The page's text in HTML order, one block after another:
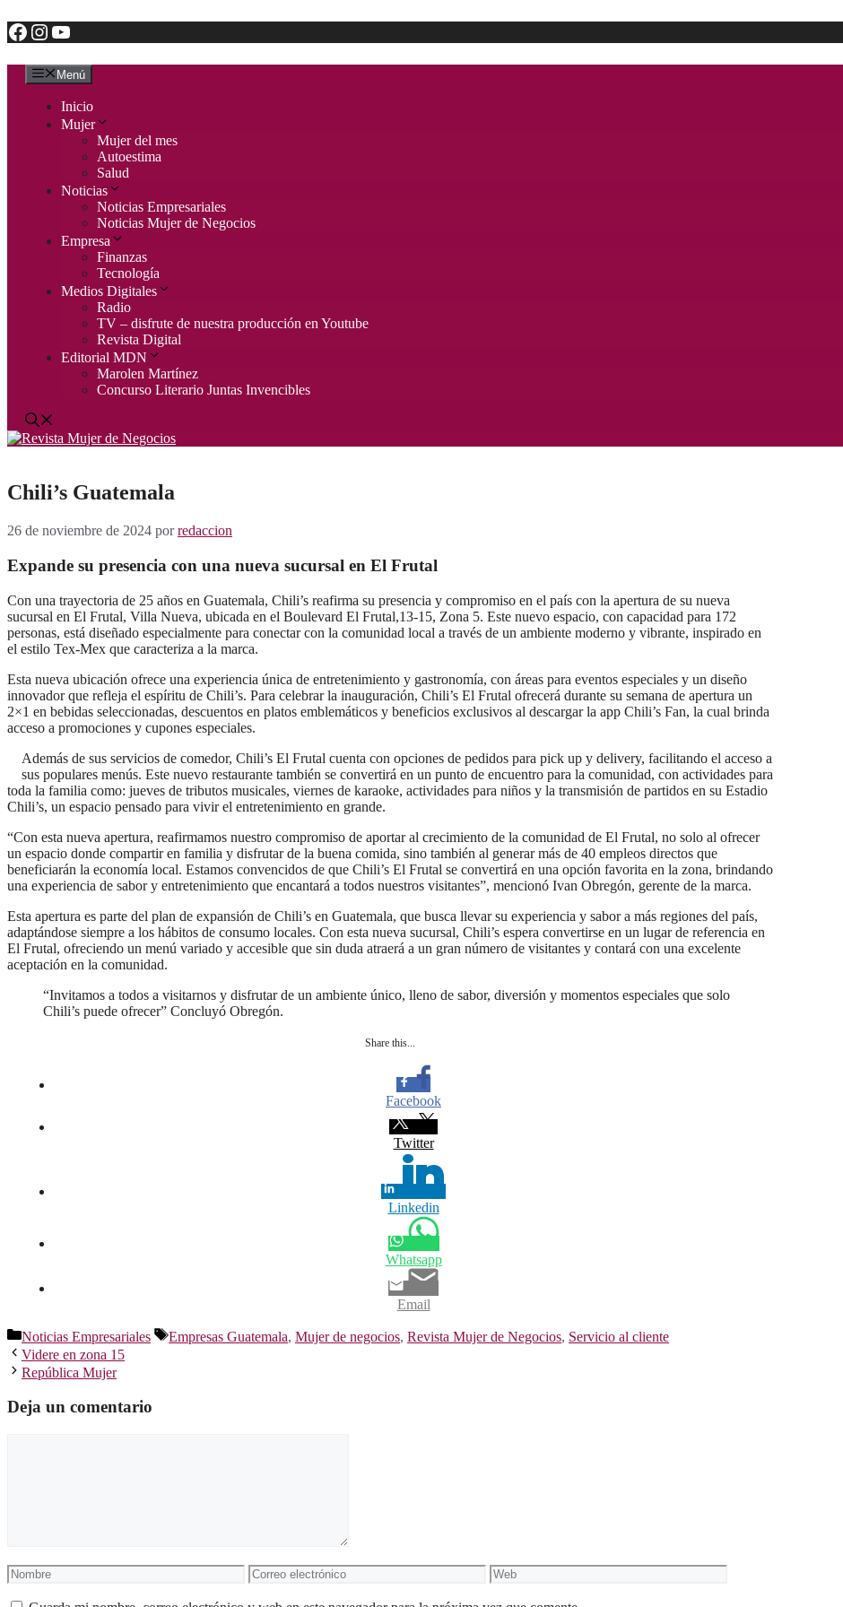
Saltar
al
Facebook
Instagram
YouTube
Menú
Inicio
Mujer
Mujer del mes
Autoestima
Salud
Noticias
Noticias Empresariales
Noticias Mujer de Negocios
Empresa
Finanzas
Tecnología
Medios Digitales
Radio
TV – disfrute de nuestra producción en Youtube
Revista Digital
Editorial MDN
Marolen Martínez
Concurso Literario Juntas Invencibles
Chili’s Guatemala
26 de noviembre de 2024 porredaccion
Expande su presencia con una nueva sucursal en El Frutal
Con una trayectoria de 25 años en Guatemala, Chili’s reafirma su presencia y compromiso en el país con la apertura de su nueva
sucursal en El Frutal, Villa Nueva, ubicada en el Boulevard El Frutal,13-15, Zona 5. Este nuevo espacio, con capacidad para 172
personas, está diseñado especialmente para conectar con la comunidad local a través de un ambiente moderno y vibrante, inspirado en
el estilo Tex-Mex que caracteriza a la marca.
Esta nueva ubicación ofrece una experiencia única de entretenimiento y gastronomía, con áreas para eventos especiales y un diseño
innovador que refleja el espíritu de Chili’s. Para celebrar la inauguración, Chili’s El Frutal ofrecerá durante su semana de apertura un
2×1 en bebidas seleccionadas, descuentos en platos emblemáticos y beneficios exclusivos al descargar la app Chili’s Fan, la cual brinda
acceso a promociones y cupones especiales.
Además de sus servicios de comedor, Chili’s El Frutal cuenta con opciones de pedidos para pick up y delivery, facilitando el acceso a
sus populares menús. Este nuevo restaurante también se convertirá en un punto de encuentro para la comunidad, con actividades para
toda la familia como: jueves de tributos musicales, viernes de karaoke, actividades para niños y la transmisión de partidos en su Estadio
Chili’s, un espacio pensado para vivir el entretenimiento en grande.
“Con esta nueva apertura, reafirmamos nuestro compromiso de aportar al crecimiento de la comunidad de El Frutal, no solo al ofrecer
un espacio donde compartir en familia y disfrutar de la buena comida, sino también al generar más de 40 empleos directos que
beneficiarán la economía local. Estamos convencidos de que Chili’s El Frutal se convertirá en una opción favorita en la zona, brindando
una experiencia de sabor y entretenimiento que encantará a todos nuestros visitantes”, mencionó Ivan Obregón, gerente de la marca.
Esta apertura es parte del plan de expansión de Chili’s en Guatemala, que busca llevar su experiencia y sabor a más regiones del país,
adaptándose siempre a los hábitos de consumo locales. Con esta nueva sucursal, Chili’s espera convertirse en un lugar de referencia en
El Frutal, ofreciendo un menú variado y accesible que sin duda atraerá a un gran número de visitantes y contará con una excelente
aceptación en la comunidad.
“Invitamos a todos a visitarnos y disfrutar de un ambiente único, lleno de sabor, diversión y momentos especiales que solo
Chili’s puede ofrecer” Concluyó Obregón.
Share this...
Facebook
Twitter
Linkedin
Whatsapp
Email
Categorías
Noticias Empresariales Etiquetas
Empresas Guatemala, Mujer de negocios, Revista Mujer de Negocios, Servicio al cliente
Videre en zona 15
República Mujer
Deja un comentario
Nombre
Correo
electrónico
Web